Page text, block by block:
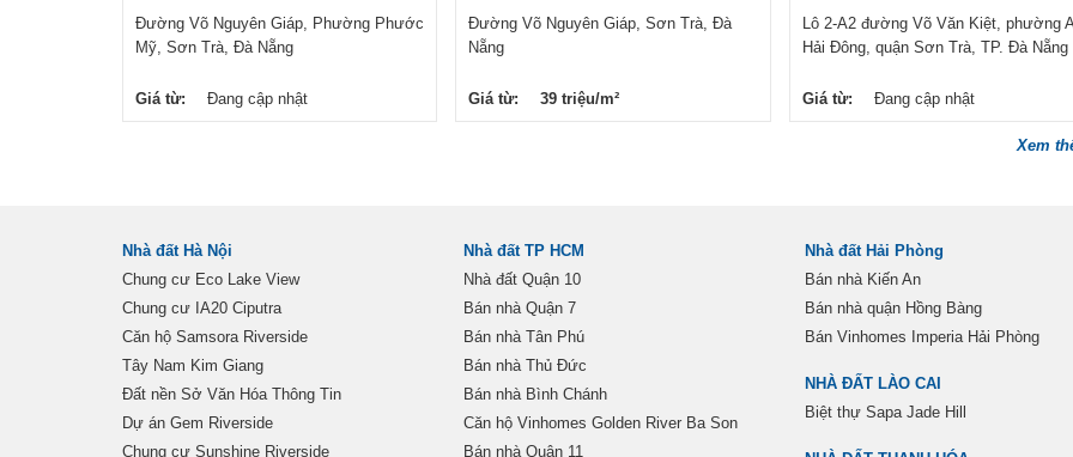
Đường Võ Nguyên Giáp, Phường Phước
Mỹ, Sơn Trà, Đà Nẵng
Giá từ: Đang cập nhật
Đường Võ Nguyên Giáp, Sơn Trà, Đà
Nẵng
Giá từ: 39 triệu/m²
Lô 2-A2 đường Võ Văn Kiệt, phường
Hải Đông, quận Sơn Trà, TP. Đà Nẵng
Giá từ: Đang cập nhật
Xem
Nhà đất Hà Nội
Chung cư Eco Lake View
Chung cư IA20 Ciputra
Căn hộ Samsora Riverside
Tây Nam Kim Giang
Đất nền Sở Văn Hóa Thông Tin
Dự án Gem Riverside
Chung cư Sunshine Riverside
Nhà đất TP HCM
Nhà đất Quận 10
Bán nhà Quận 7
Bán nhà Tân Phú
Bán nhà Thủ Đức
Bán nhà Bình Chánh
Căn hộ Vinhomes Golden River Ba Son
Bán nhà Quận 11
Nhà đất Hải Phòng
Bán nhà Kiến An
Bán nhà quận Hồng Bàng
Bán Vinhomes Imperia Hải Phòng
NHÀ ĐẤT LÀO CAI
Biệt thự Sapa Jade Hill